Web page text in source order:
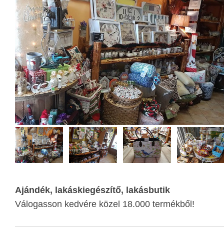
Ajándék, lakáskiegészítő, lakásbutik
Válogasson kedvére közel 18.000 termékből!